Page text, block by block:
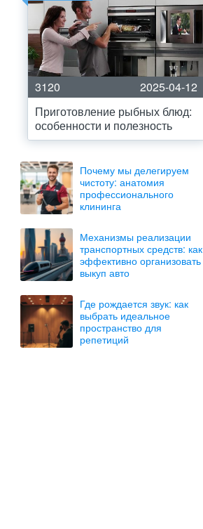
3120
2025-04-12
Приготовление рыбных блюд:
особенности и полезность
Почему мы делегируем
чистоту: анатомия
профессионального
клининга
Механизмы реализации
транспортных средств: как
эффективно организовать
выкуп авто
Где рождается звук: как
выбрать идеальное
пространство для
репетиций